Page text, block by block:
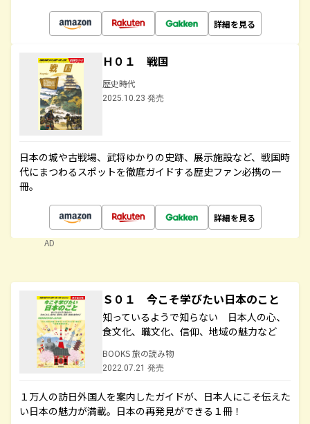
詳細を見る
Ｈ０１ 戦国
歴史時代
2025.10.23 発売
日本の城や古戦場、武将ゆかりの史跡、展示施設など、戦国時
代にまつわるスポットを徹底ガイドする歴史ファン必携の一
冊。
詳細を見る
AD
Ｓ０１ 今こそ学びたい日本のこと
知っているようで知らない 日本人の心、
食文化、職文化、信仰、地域の魅力など
BOOKS 旅の読み物
2022.07.21 発売
１万人の訪日外国人を案内したガイドが、日本人にこそ伝えた
い日本の魅力が満載。日本の再発見ができる１冊！